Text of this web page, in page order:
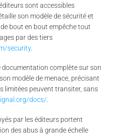
sont accessibles
son modèle de sécurité et
bout en bout empêche tout
par des tiers
security.
documentation complète sur son
modèle de menace, précisant
limitées peuvent transiter, sans
docs/.
par les éditeurs portent
des abus à grande échelle